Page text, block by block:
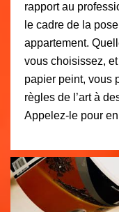
rapport au
le cadre de la
appartement.
vous choisissez,
papier peint, vous
règles de l’art à
Appelez-le pour